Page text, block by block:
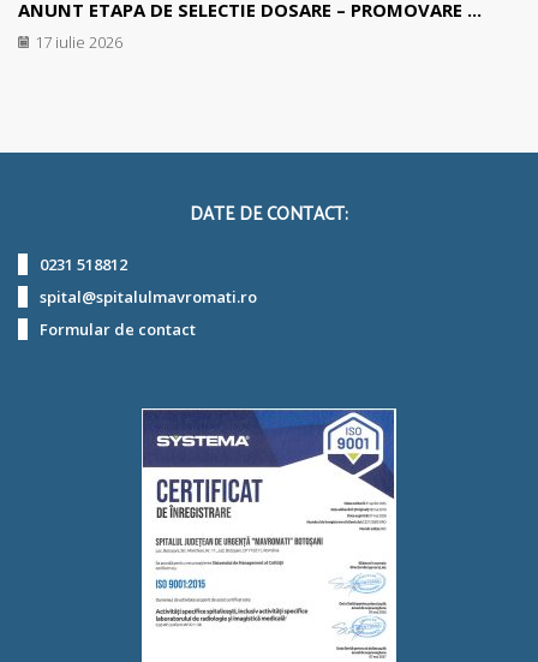
ANUNT ETAPA DE SELECTIE DOSARE – PROMOVARE ...
17 iulie 2026
DATE DE CONTACT:
0231 518812
spital@spitalulmavromati.ro
Formular de contact